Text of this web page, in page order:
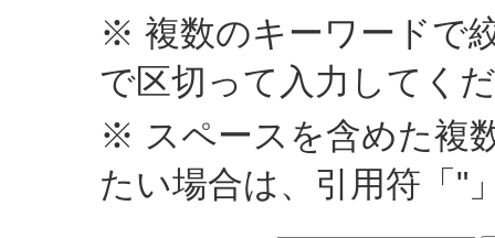
※ 複数のキーワードで
で区切って入力してく
※ スペースを含めた複
たい場合は、引用符「"